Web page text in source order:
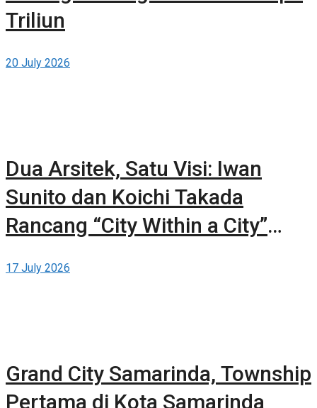
Triliun
20 July 2026
Dua Arsitek, Satu Visi: Iwan
Sunito dan Koichi Takada
Rancang “City Within a City”
17 July 2026
Grand City Samarinda, Township
Pertama di Kota Samarinda